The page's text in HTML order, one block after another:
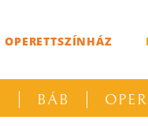
OPERETTSZÍNHÁZ
BÁB